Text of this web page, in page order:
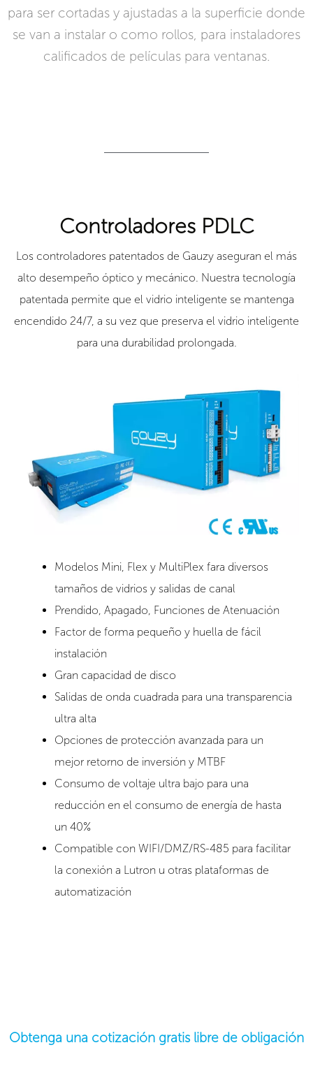
para ser cortadas y ajustadas a la superficie donde
se van a instalar o como rollos, para instaladores
calificados de películas para ventanas.
Controladores PDLC
Los controladores patentados de Gauzy aseguran el más
alto desempeño óptico y mecánico. Nuestra tecnología
patentada permite que el vidrio inteligente se mantenga
encendido 24/7, a su vez que preserva el vidrio inteligente
para una durabilidad prolongada.
CE UL
Modelos Mini, Flex y MultiPlex fara diversos
tamaños de vidrios y salidas de canal
Prendido, Apagado, Funciones de Atenuación
Factor de forma pequeño y huella de fácil
instalación
Gran capacidad de disco
Salidas de onda cuadrada para una transparencia
ultra alta
Opciones de protección avanzada para un
mejor retorno de inversión y MTBF
Consumo de voltaje ultra bajo para una
reducción en el consumo de energía de hasta
un 40%
Compatible con WIFI/DMZ/RS-485 para facilitar
la conexión a Lutron u otras plataformas de
automatización
Obtenga una cotización gratis libre de obligación